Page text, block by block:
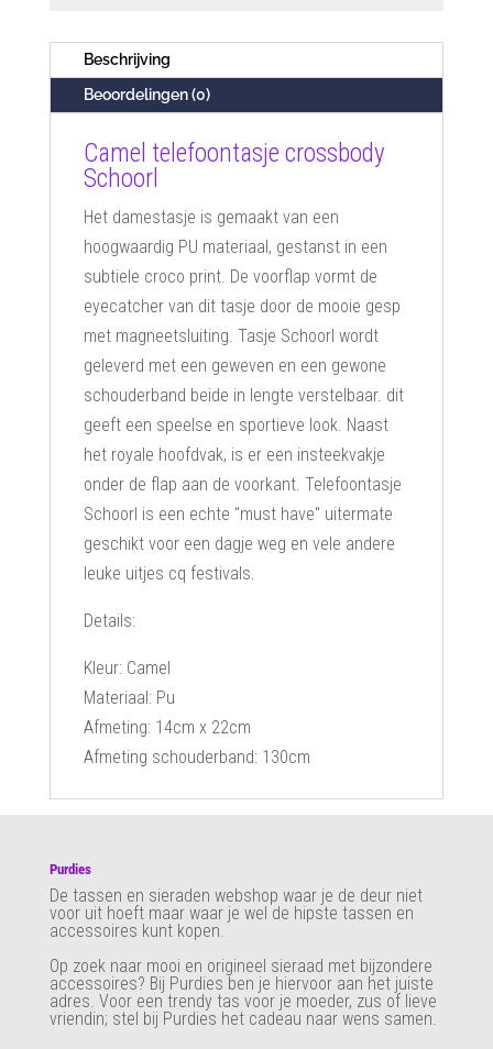
Beschrijving
Beoordelingen (0)
Camel telefoontasje crossbody
Schoorl
Het damestasje is gemaakt van een
hoogwaardig PU materiaal, gestanst in een
subtiele croco print. De voorflap vormt de
eyecatcher van dit tasje door de mooie gesp
met magneetsluiting. Tasje Schoorl wordt
geleverd met een geweven en een gewone
schouderband beide in lengte verstelbaar. dit
geeft een speelse en sportieve look. Naast
het royale hoofdvak, is er een insteekvakje
onder de flap aan de voorkant. Telefoontasje
Schoorl is een echte "must have" uitermate
geschikt voor een dagje weg en vele andere
leuke uitjes cq festivals.
Details:
Kleur: Camel
Materiaal: Pu
Afmeting: 14cm x 22cm
Afmeting schouderband: 130cm
Purdies
De tassen en sieraden webshop waar je de deur niet
voor uit hoeft maar waar je wel de hipste tassen en
accessoires kunt kopen.
Op zoek naar mooi en origineel sieraad met bijzondere
accessoires? Bij Purdies ben je hiervoor aan het juiste
adres. Voor een trendy tas voor je moeder, zus of lieve
vriendin; stel bij Purdies het cadeau naar wens samen.